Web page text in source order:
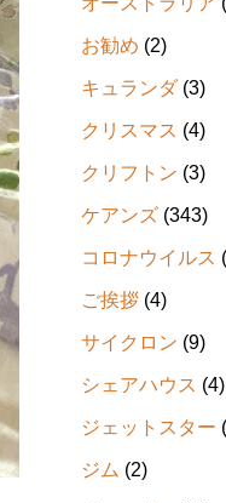
お勧め (2)
キュランダ (3)
クリスマス (4)
クリフトン (3)
ケアンズ (343)
コロナウイルス
ご挨拶 (4)
サイクロン (9)
シェアハウス (4)
ジェットスター
ジム (2)